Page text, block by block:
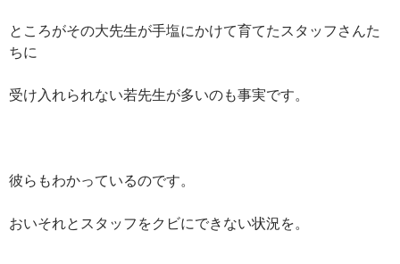
ところがその大先生が手塩にかけて育てたスタッフさんた
ちに
受け入れられない若先生が多いのも事実です。
彼らもわかっているのです。
おいそれとスタッフをクビにできない状況を。